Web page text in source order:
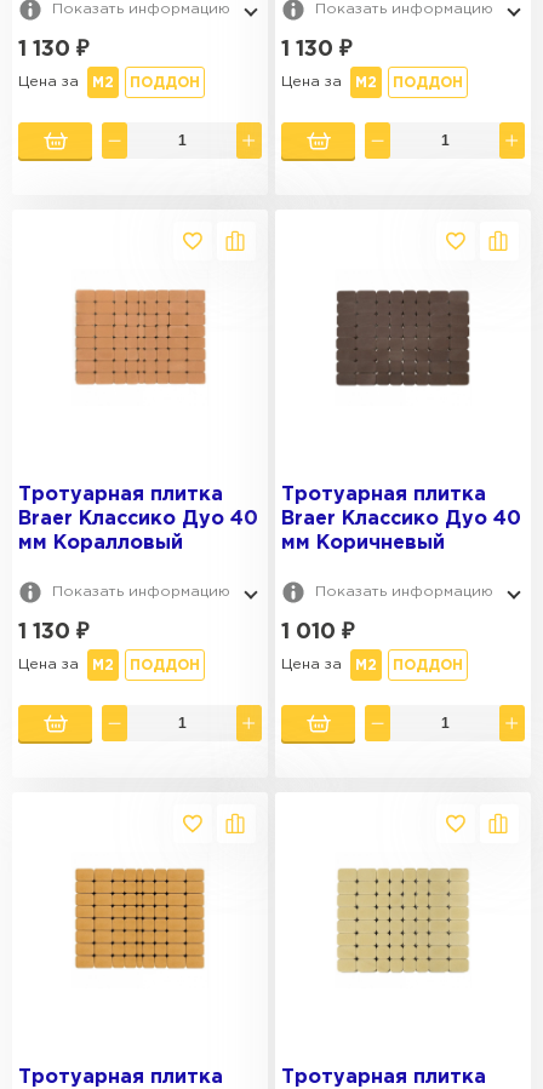
Показать информацию
1 130 ₽
Цена за М2 ПОДДОН
Показать информацию
1 130 ₽
Цена за М2 ПОДДОН
Тротуарная плитка
Braer Классико Дуо 40
мм Коралловый
Показать информацию
1 130 ₽
Цена за М2 ПОДДОН
Тротуарная плитка
Braer Классико Дуо 40
мм Коричневый
Показать информацию
1 010 ₽
Цена за М2 ПОДДОН
Тротуарная плитка
Тротуарная плитка